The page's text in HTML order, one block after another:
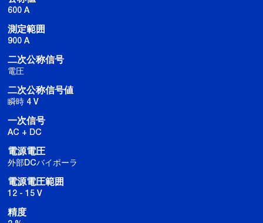
600 A
測定範囲
900 A
二次公称信号
電圧
二次公称信号値
瞬時 4 V
一次信号
AC + DC
電源電圧
外部DCバイポーラ
電源電圧範囲
12 - 15 V
精度